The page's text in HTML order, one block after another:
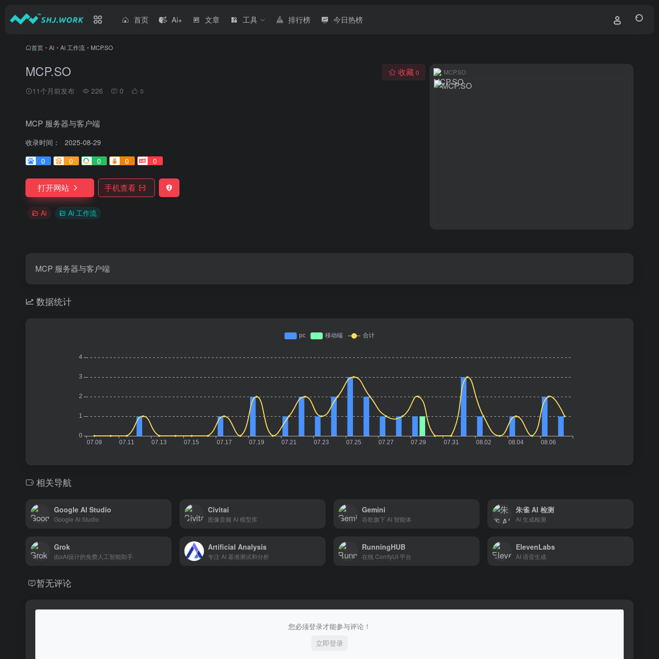
首页 Ai+ 文章 工具 排行榜 今日热榜
首页 • Ai • Ai 工作流 • MCP.SO
MCP.SO
11个月前发布 226 0 0
收藏 0
MCP 服务器与客户端
收录时间：
2025-08-29
0
0 0 0 0
打开网站 手机查看
Ai Ai 工作流
MCP.SO
MCP 服务器与客户端
数据统计
相关导航
Google AI Studio
Google AI Studio
Civitai
图像音频 AI 模型库
Gemini
谷歌旗下 AI 智能体
朱雀 AI 检测
Ai 生成检测
Grok
由xAI设计的免费人工智能助手
Artificial Analysis
专注 AI 基准测试和分析
RunningHUB
在线 ComfyUI 平台
ElevenLabs
AI 语音生成
暂无评论
您必须登录才能参与评论！
立即登录